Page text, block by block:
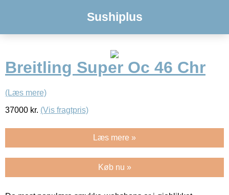
Sushiplus
Breitling Super Oc 46 Chr
(Læs mere)
37000 kr. (Vis fragtpris)
Læs mere »
Køb nu »